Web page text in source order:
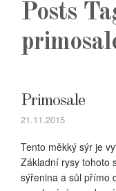
Posts
Primosale
21.11.2015
Tento měkký sýr je
Základní rysy tohoto
sýřenina a sůl přímo